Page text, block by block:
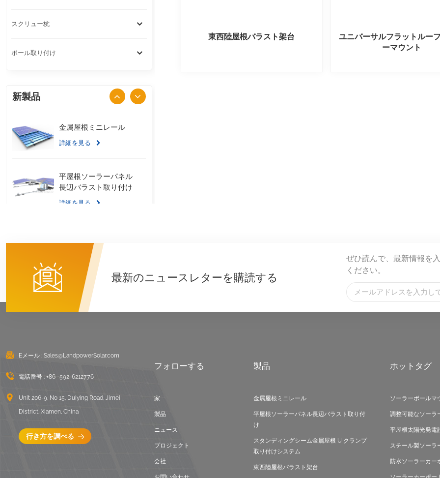
東西陸屋根バラスト架台
ユニバーサルフラットルー
ーマウント
スクリュー杭
ポール取り付け
新製品
金属屋根ミニレール
詳細を見る
平屋根ソーラーパネル
長辺バラスト取り付け
詳細を見る
金属屋根 U クランプ取
り付けシステム
詳細を見る
東西陸屋根バラスト架
台
波形屋根ロングレール
バラスト陸屋根取付架
詳細を見る
最新のニュースレターを購読する
ぜひ読んで、最新情報を
ください。
Eメール : Sales@LandpowerSolar.com
電話番号 : +86 -592-6212776
Unit 206-9, No 15, Duiying Road, Jimei
District, Xiamen, China
行き方を調べる
フォローする
家
製品
ニュース
プロジェクト
会社
製品
金属屋根ミニレール
平屋根ソーラーパネル長辺バラスト取り付
け
スタンディングシーム金属屋根 U クランプ
取り付けシステム
東西陸屋根バラスト架台
ホットタグ
ソーラーポールマ
調整可能なソーラ
平屋根太陽光発電
スチール製ソーラ
防水ソーラーカー